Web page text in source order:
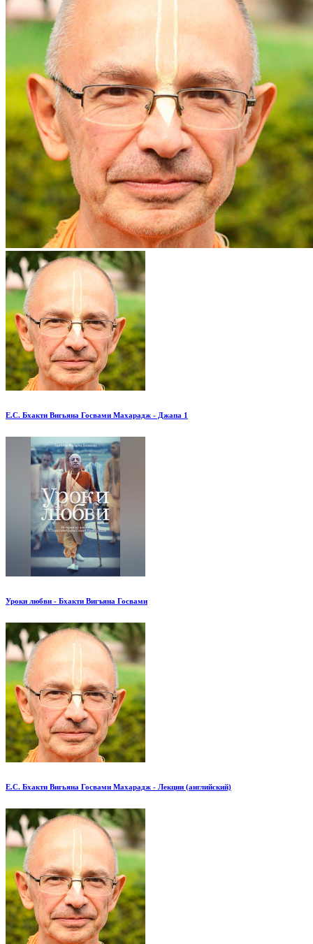
Е.С. Бхакти Вигьяна Госвами Махарадж - Джапа 1
Уроки любви - Бхакти Вигъяна Госвами
Е.С. Бхакти Вигьяна Госвами Махарадж - Лекции (английский)